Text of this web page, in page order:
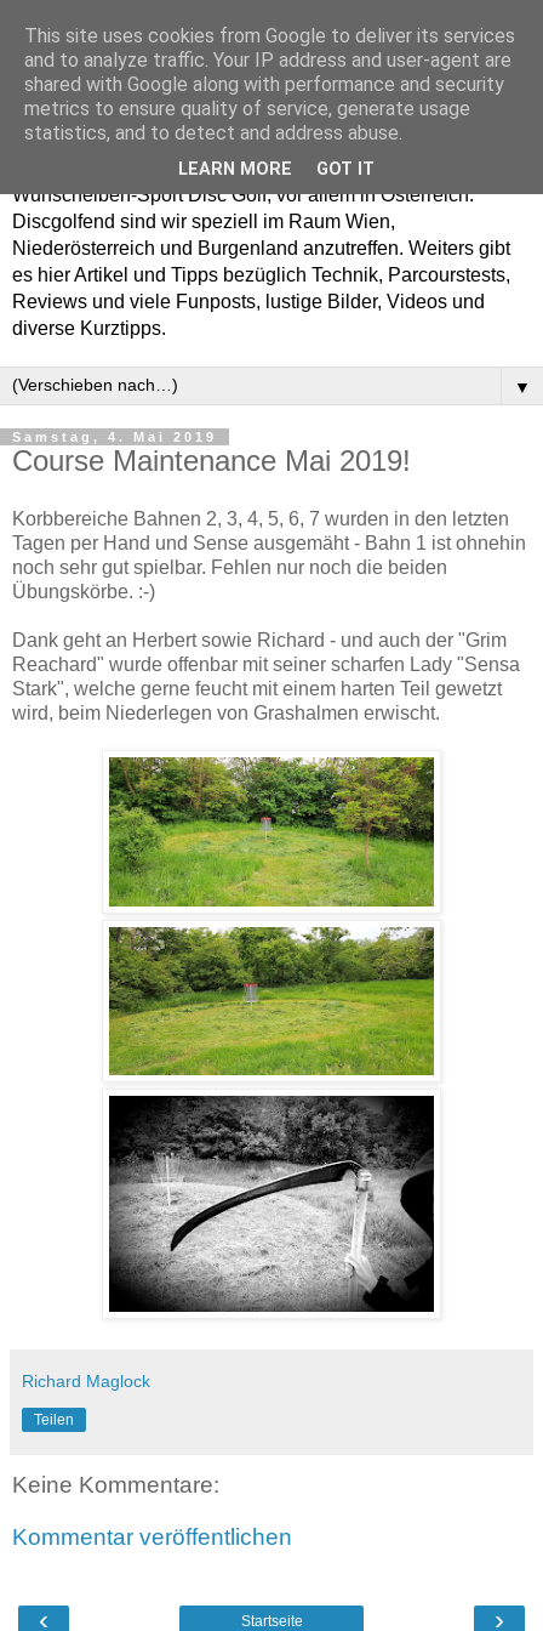
Enjoy Disc Golf and let
your Putterfly
Auf putterfly.at dreht sich alles um den Frisbee- bzw.
Wurfscheiben-Sport Disc Golf, vor allem in Österreich.
Discgolfend sind wir speziell im Raum Wien,
Niederösterreich und Burgenland anzutreffen. Weiters gibt
es hier Artikel und Tipps bezüglich Technik, Parcourstests,
Reviews und viele Funposts, lustige Bilder, Videos und
diverse Kurztipps.
▼
Samstag, 4. Mai 2019
Course Maintenance Mai 2019!
Korbbereiche Bahnen 2, 3, 4, 5, 6, 7 wurden in den letzten
Tagen per Hand und Sense ausgemäht - Bahn 1 ist ohnehin
noch sehr gut spielbar. Fehlen nur noch die beiden
Übungskörbe. :-)
Dank geht an Herbert sowie Richard - und auch der "Grim
Reachard" wurde offenbar mit seiner scharfen Lady "Sensa
Stark", welche gerne feucht mit einem harten Teil gewetzt
wird, beim Niederlegen von Grashalmen erwischt.
Richard Maglock
Teilen
Keine Kommentare:
Kommentar veröffentlichen
‹ ›
Startseite
This site uses cookies from Google to deliver its services
and to analyze traffic. Your IP address and user-agent are
shared with Google along with performance and security
metrics to ensure quality of service, generate usage
statistics, and to detect and address abuse.
LEARN MORE GOT IT